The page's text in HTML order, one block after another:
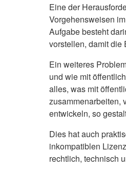
Eine der
Vorgehensweisen
Aufgabe besteht
vorstellen, damit die
Ein weiteres
und wie mit
alles, was mit
zusammenarbeiten,
entwickeln, so
Dies hat auch
inkompatiblen
rechtlich, technisch